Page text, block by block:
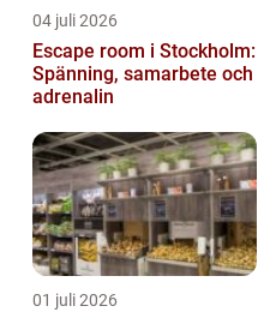
04 juli 2026
Escape room i Stockholm:
Spänning, samarbete och
adrenalin
01 juli 2026